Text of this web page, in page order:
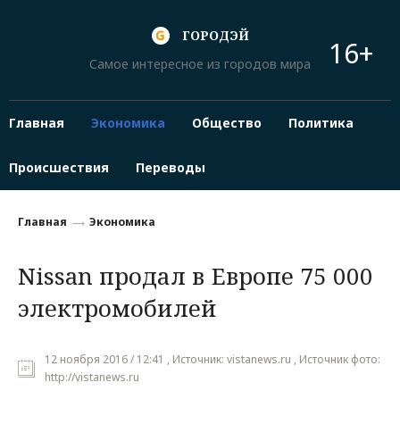
ГОРОДЭЙ
Самое интересное из городов мира
16+
Главная Экономика Общество Политика
Происшествия Переводы
Главная Экономика
Nissan продал в Европе 75 000
электромобилей
12 ноября 2016 / 12:41 , Источник: vistanews.ru , Источник фото:
http://vistanews.ru